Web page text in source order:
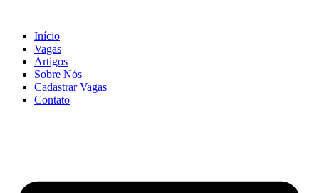
Início
Vagas
Artigos
Sobre Nós
Cadastrar Vagas
Contato